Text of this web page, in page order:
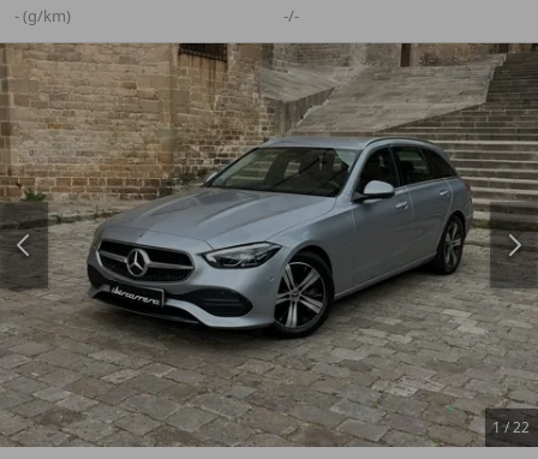
- (g/km)
-/-
1/22